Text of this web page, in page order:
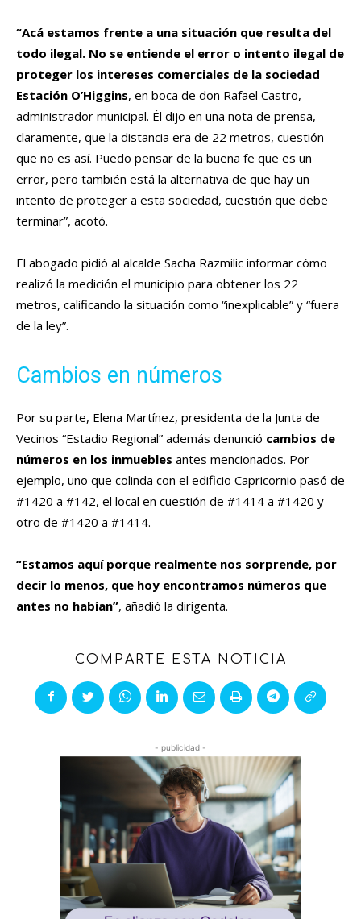
“Acá estamos frente a una situación que resulta del
todo ilegal. No se entiende el error o intento ilegal de
proteger los intereses comerciales de la sociedad
Estación O’Higgins, en boca de don Rafael Castro,
administrador municipal. Él dijo en una nota de prensa,
claramente, que la distancia era de 22 metros, cuestión
que no es así. Puedo pensar de la buena fe que es un
error, pero también está la alternativa de que hay un
intento de proteger a esta sociedad, cuestión que debe
terminar”, acotó.
El abogado pidió al alcalde Sacha Razmilic informar cómo
realizó la medición el municipio para obtener los 22
metros, calificando la situación como “inexplicable” y “fuera
de la ley”.
Cambios en números
Por su parte, Elena Martínez, presidenta de la Junta de
Vecinos “Estadio Regional” además denunció cambios de
números en los inmuebles antes mencionados. Por
ejemplo, uno que colinda con el edificio Capricornio pasó de
#1420 a #142, el local en cuestión de #1414 a #1420 y
otro de #1420 a #1414.
“Estamos aquí porque realmente nos sorprende, por
decir lo menos, que hoy encontramos números que
antes no habían”, añadió la dirigenta.
COMPARTE ESTA NOTICIA
- publicidad -